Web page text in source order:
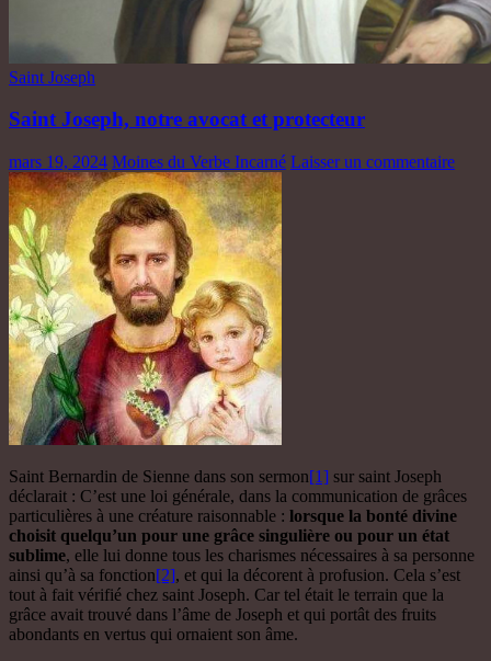
Saint Joseph
Saint Joseph, notre avocat et protecteur
mars 19, 2024 Moines du Verbe Incarné Laisser un commentaire
Saint Bernardin de Sienne dans son sermon[1] sur saint Joseph
déclarait : C’est une loi générale, dans la communication de grâces
particulières à une créature raisonnable : lorsque la bonté divine
choisit quelqu’un pour une grâce singulière ou pour un état
sublime, elle lui donne tous les charismes nécessaires à sa personne
ainsi qu’à sa fonction[2], et qui la décorent à profusion. Cela s’est
tout à fait vérifié chez saint Joseph. Car tel était le terrain que la
grâce avait trouvé dans l’âme de Joseph et qui portât des fruits
abondants en vertus qui ornaient son âme.